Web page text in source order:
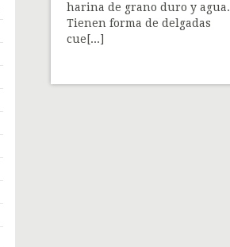
harina de grano duro y agua.
Tienen forma de delgadas
cue[...]